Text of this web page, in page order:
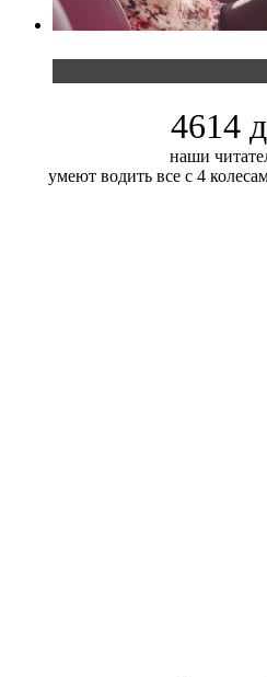
4614
наши
умеют водить все с 4